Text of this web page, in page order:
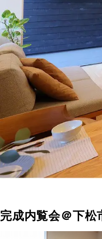
完成内覧会＠下松